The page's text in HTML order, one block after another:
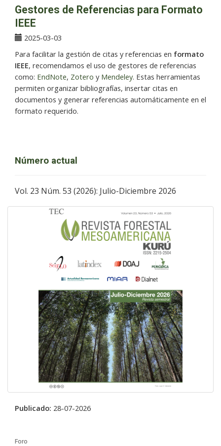
Gestores de Referencias para Formato
IEEE
2025-03-03
Para facilitar la gestión de citas y referencias en formato
IEEE, recomendamos el uso de gestores de referencias
como: EndNote, Zotero y Mendeley. Estas herramientas
permiten organizar bibliografías, insertar citas en
documentos y generar referencias automáticamente en el
formato requerido.
Número actual
Vol. 23 Núm. 53 (2026): Julio-Diciembre 2026
Publicado: 28-07-2026
Foro